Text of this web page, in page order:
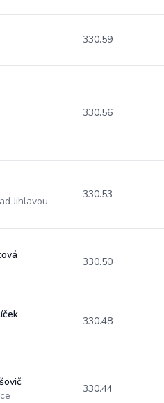
330.59
330.56
Jihlavou
330.53
330.50
330.48
330.44